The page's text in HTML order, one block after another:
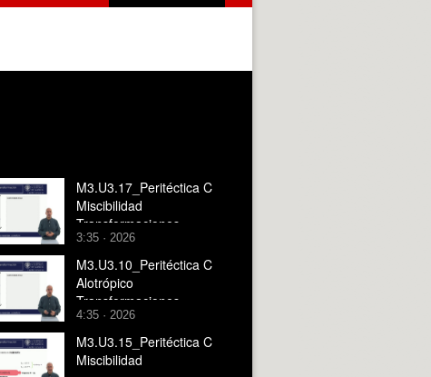
M3.U3.17_Peritéctica C
Miscibilidad
Transformaciones
3:35 · 2026
M3.U3.10_Peritéctica C
Alotrópico
Transformaciones
4:35 · 2026
M3.U3.15_Peritéctica C
Miscibilidad